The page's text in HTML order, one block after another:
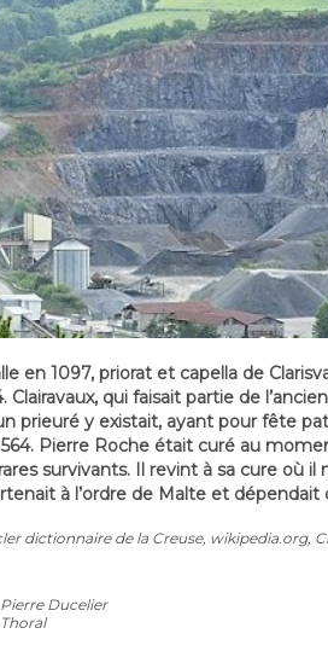
en 1097, priorat et capella de
Clairavaux, qui faisait partie de
prieuré y existait, ayant pour fête
Pierre Roche était curé au
survivants. Il revint à sa cure où
à l’ordre de Malte et dépendait
dictionnaire de la Creuse, wikipedia.org,
Ducelier